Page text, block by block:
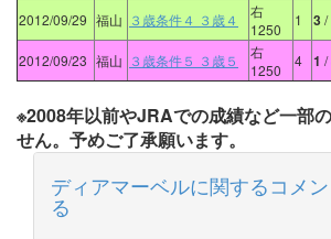
2012/09/29 福山 ３歳条件４ ３歳４
右
1250
1 3/
2012/09/23 福山 ３歳条件５ ３歳５
右
1250
4 1 /
※2008年以前やJRAでの成績など一部
せん。予めご了承願います。
ディアマーベルに関するコメ
る